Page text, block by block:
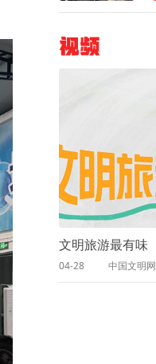
视频
文明旅游最有味
04-28 中国文明网